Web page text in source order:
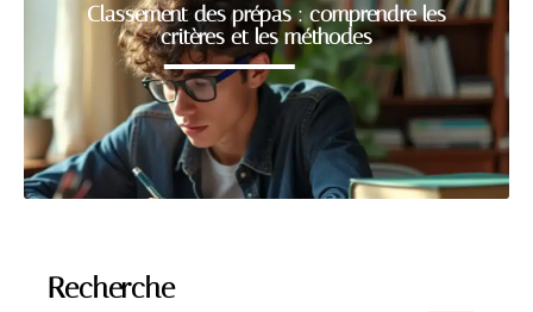
Classement des prépas : comprendre les
critères et les méthodes
Recherche